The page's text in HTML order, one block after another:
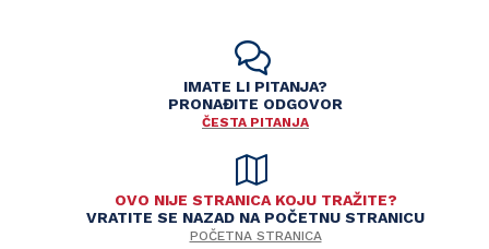
IMATE LI PITANJA?
PRONAĐITE ODGOVOR
ČESTA PITANJA
OVO NIJE STRANICA KOJU TRAŽITE?
VRATITE SE NAZAD NA POČETNU STRANICU
POČETNA STRANICA